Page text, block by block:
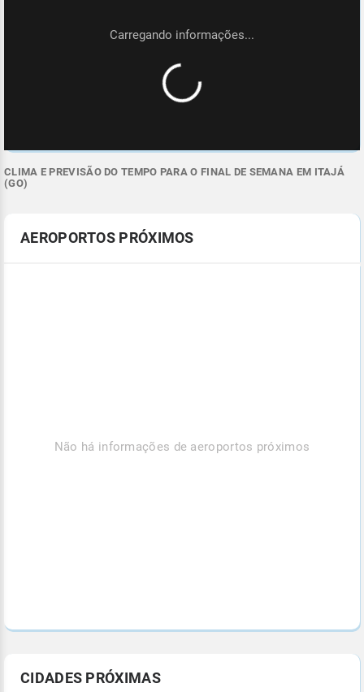
CLIMA E PREVISÃO DO TEMPO PARA O FINAL DE SEMANA EM ITAJÁ
(GO)
AEROPORTOS PRÓXIMOS
Não há informações de aeroportos próximos
CIDADES PRÓXIMAS